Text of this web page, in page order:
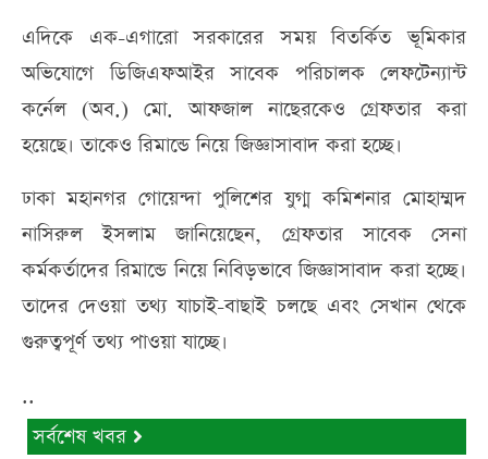
এদিকে এক-এগারো সরকারের সময় বিতর্কিত ভূমিকার
অভিযোগে ডিজিএফআইর সাবেক পরিচালক লেফটেন্যান্ট
কর্নেল (অব.) মো. আফজাল নাছেরকেও গ্রেফতার করা
হয়েছে। তাকেও রিমান্ডে নিয়ে জিজ্ঞাসাবাদ করা হচ্ছে।
ঢাকা মহানগর গোয়েন্দা পুলিশের যুগ্ম কমিশনার মোহাম্মদ
নাসিরুল ইসলাম জানিয়েছেন, গ্রেফতার সাবেক সেনা
কর্মকর্তাদের রিমান্ডে নিয়ে নিবিড়ভাবে জিজ্ঞাসাবাদ করা হচ্ছে।
তাদের দেওয়া তথ্য যাচাই-বাছাই চলছে এবং সেখান থেকে
গুরুত্বপূর্ণ তথ্য পাওয়া যাচ্ছে।
..
সর্বশেষ খবর